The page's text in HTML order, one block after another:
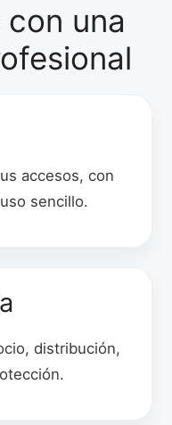
una
accesos, con
sencillo.
distribución,